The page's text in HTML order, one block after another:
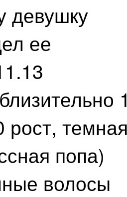
девушку
ее
рост,
попа)
волосы